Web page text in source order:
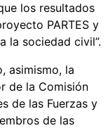
los resultados
PARTES y
la sociedad civil”.
asimismo, la
de la Comisión
de las Fuerzas y
de las